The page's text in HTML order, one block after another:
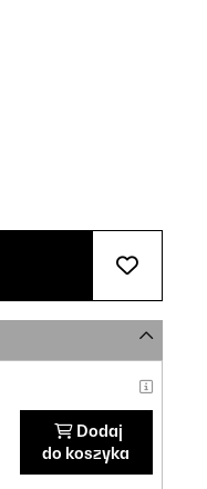
Dodaj
do koszyka